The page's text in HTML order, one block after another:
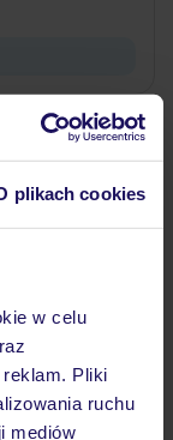
plikach cookies
w celu
Pliki
ruchu
mediów